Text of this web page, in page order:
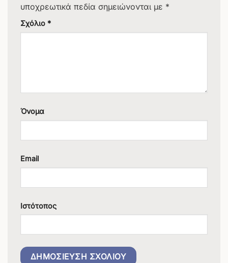
υποχρεωτικά πεδία σημειώνονται με *
Σχόλιο *
Όνομα
Email
Ιστότοπος